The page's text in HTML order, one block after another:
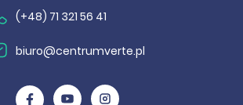
(+48) 71 321 56 41
biuro@centrumverte.pl